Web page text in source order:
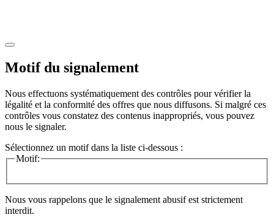
Motif du signalement
Nous effectuons systématiquement des contrôles pour vérifier la
légalité et la conformité des offres que nous diffusons. Si malgré ces
contrôles vous constatez des contenus inappropriés, vous pouvez
nous le signaler.
Sélectionnez un motif dans la liste ci-dessous :
Motif:
Nous vous rappelons que le signalement abusif est strictement
interdit.